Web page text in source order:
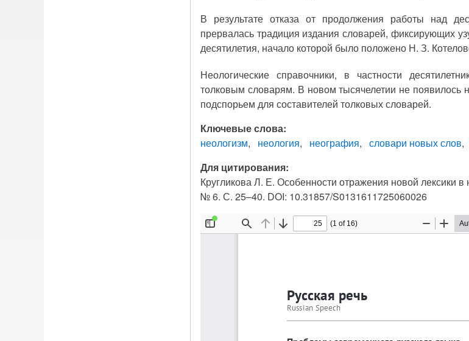
В результате отказа от продолжения работы над
прервалась традиция издания словарей, фиксирующих
десятилетия, начало которой было положено Н. З.
Неологические справочники, в частности
толковым словарям. В новом тысячелетии не появилось
подспорьем для составителей толковых словарей.
Ключевые слова:
неологизм
неология неография словари новых слов
Для цитирования:
Кругликова Л. Е. Особенности отражения новой лексики в
№ 6. С. 25–40. DOI: 10.31857/S0131611725060026